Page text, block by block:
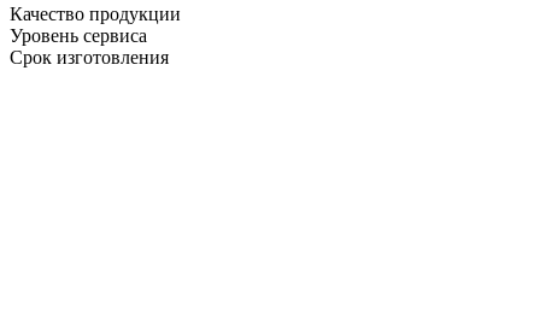
Качество продукции
Уровень сервиса
Срок изготовления